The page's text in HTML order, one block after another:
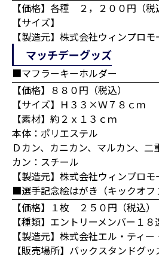
【価格】各種 ２，２００円（税
【サイズ】
【製造元】株式会社ウィンプロ
マッチデーグッズ
■マフラーキーホルダー
【価格】８８０円（税込）
【サイズ】Ｈ３３×Ｗ７８ｃｍ
【素材】約２ｘ１３ｃｍ
本体：ポリエステル
Ｄカン、カニカン、マルカン、二
カン：スチール
【製造元】株式会社ウィンプロ
■選手記念絵はがき（キックオフ
【価格】１枚 ２５０円（税込）
【種類】エントリーメンバー１
【製造元】株式会社エル・ティー
【販売場所】バックスタンドグ